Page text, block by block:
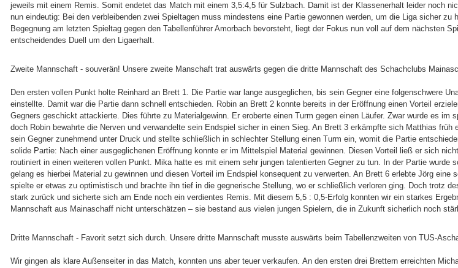
jeweils mit einem Remis. Somit endetet das Match mit einem 3,5:4,5 für Sulzbach. Damit ist der Klassenerhalt leider noch
nun eindeutig: Bei den verbleibenden zwei Spieltagen muss mindestens eine Partie gewonnen werden, um die Liga sicher zu
Begegnung am letzten Spieltag gegen den Tabellenführer Amorbach bevorsteht, liegt der Fokus nun voll auf dem nächsten
entscheidendes Duell um den Ligaerhalt.
Zweite Mannschaft - souverän! Unsere zweite Manschaft trat auswärts gegen die dritte Mannschaft des Schachclubs
Den ersten vollen Punkt holte Reinhard an Brett 1. Die Partie war lange ausgeglichen, bis sein Gegner eine folgenschwere
einstellte. Damit war die Partie dann schnell entschieden. Robin an Brett 2 konnte bereits in der Eröffnung einen Vorteil
Gegners geschickt attackierte. Dies führte zu Materialgewinn. Er eroberte einen Turm gegen einen Läufer. Zwar wurde es im
doch Robin bewahrte die Nerven und verwandelte sein Endspiel sicher in einen Sieg. An Brett 3 erkämpfte sich Matthias früh
sein Gegner zunehmend unter Druck und stellte schließlich in schlechter Stellung einen Turm ein, womit die Partie
solide Partie: Nach einer ausgeglichenen Eröffnung konnte er im Mittelspiel Material gewinnen. Diesen Vorteil ließ er sich
routiniert in einen weiteren vollen Punkt. Mika hatte es mit einem sehr jungen talentierten Gegner zu tun. In der Partie wurde
gelang es hierbei Material zu gewinnen und diesen Vorteil im Endspiel konsequent zu verwerten. An Brett 6 erlebte Jörg eine
spielte er etwas zu optimistisch und brachte ihn tief in die gegnerische Stellung, wo er schließlich verloren ging. Doch trotz
stark zurück und sicherte sich am Ende noch ein verdientes Remis. Mit diesem 5,5 : 0,5-Erfolg konnten wir ein starkes
Mannschaft aus Mainaschaff nicht unterschätzen – sie bestand aus vielen jungen Spielern, die in Zukunft sicherlich noch
Dritte Mannschaft - Favorit setzt sich durch. Unsere dritte Mannschaft musste auswärts beim Tabellenzweiten von TUS-
Wir gingen als klare Außenseiter in das Match, konnten uns aber teuer verkaufen. An den ersten drei Brettern erreichten